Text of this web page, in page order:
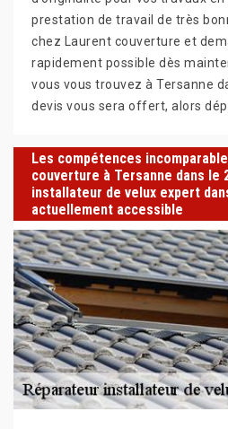
prestation de travail de très
chez Laurent couverture et
rapidement possible dès
vous vous trouvez à Tersanne
devis vous sera offert, alors
Les compétences
couverture à Tersanne dans le
installateur de velux expert
actuellement accessible